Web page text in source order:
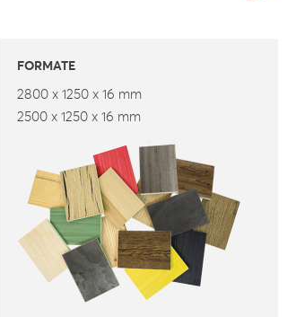
FORMATE
2800 x 1250 x 16 mm
2500 x 1250 x 16 mm